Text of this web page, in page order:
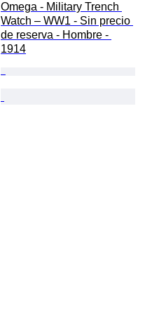
Omega - Military Trench
Watch – WW1 - Sin precio
de reserva - Hombre -
1914